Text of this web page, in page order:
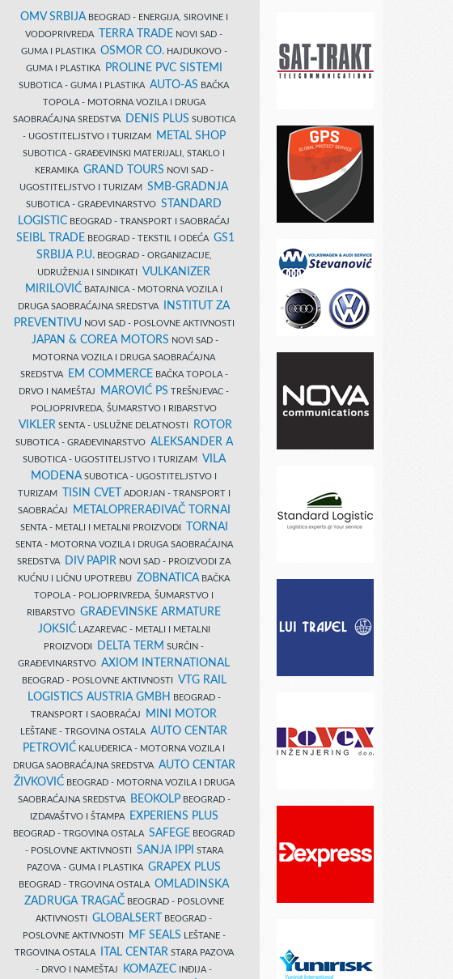
OMV SRBIJABEOGRAD - ENERGIJA, SIROVINE I
VODOPRIVREDA
TERRA TRADE NOVI SAD -
GUMA I PLASTIKA OSMOR CO.HAJDUKOVO -
GUMA I PLASTIKA
PROLINE PVC SISTEMI
SUBOTICA - GUMA I PLASTIKA AUTO-AS BAČKA
TOPOLA - MOTORNA VOZILA I DRUGA
SAOBRAĆAJNA SREDSTVA
DENIS PLUS SUBOTICA
- UGOSTITELJSTVO I TURIZAM
METAL SHOP
SUBOTICA - GRAĐEVINSKI MATERIJALI, STAKLO I
KERAMIKA GRAND TOURS NOVI SAD -
UGOSTITELJSTVO I TURIZAM SMB-GRADNJA
SUBOTICA - GRAĐEVINARSTVO STANDARD
LOGISTIC BEOGRAD - TRANSPORT I SAOBRAĆAJ
SEIBL TRADE BEOGRAD - TEKSTIL I ODEĆA GS1
SRBIJA P.U.BEOGRAD - ORGANIZACIJE,
UDRUŽENJA I SINDIKATI VULKANIZER
MIRILOVIĆ BATAJNICA - MOTORNA VOZILA I
DRUGA SAOBRAĆAJNA SREDSTVA
INSTITUT ZA
PREVENTIVUNOVI SAD - POSLOVNE AKTIVNOSTI
JAPAN & COREA MOTORS NOVI SAD -
MOTORNA VOZILA I DRUGA SAOBRAĆAJNA
SREDSTVA
EM COMMERCE BAČKA TOPOLA -
DRVO I NAMEŠTAJ
MAROVIĆ PS TREŠNJEVAC -
POLJOPRIVREDA, ŠUMARSTVO I RIBARSTVO
VIKLER SENTA - USLUŽNE DELATNOSTI ROTOR
SUBOTICA - GRAĐEVINARSTVO ALEKSANDER A
SUBOTICA - UGOSTITELJSTVO I TURIZAM VILA
MODENA SUBOTICA - UGOSTITELJSTVO I
TURIZAM
TISIN CVET
ADORJAN - TRANSPORT I
SAOBRAĆAJ
METALOPRERAĐIVAČ TORNAI
SENTA - METALI I METALNI PROIZVODI TORNAI
SENTA - MOTORNA VOZILA I DRUGA SAOBRAĆAJNA
SREDSTVA
DIV PAPIR NOVI SAD - PROIZVODI ZA
KUĆNU I LIČNU UPOTREBU ZOBNATICA BAČKA
TOPOLA - POLJOPRIVREDA, ŠUMARSTVO I
RIBARSTVO GRAĐEVINSKE ARMATURE
JOKSIĆLAZAREVAC - METALI I METALNI
PROIZVODI
DELTA TERM SURČIN -
GRAĐEVINARSTVO AXIOM INTERNATIONAL
BEOGRAD - POSLOVNE AKTIVNOSTI VTG RAIL
LOGISTICS AUSTRIA GMBH
BEOGRAD -
TRANSPORT I SAOBRAĆAJ
MINI MOTOR
LEŠTANE - TRGOVINA OSTALA AUTO CENTAR
PETROVIĆ KALUĐERICA - MOTORNA VOZILA I
DRUGA SAOBRAĆAJNA SREDSTVA AUTO CENTAR
ŽIVKOVIĆBEOGRAD - MOTORNA VOZILA I DRUGA
SAOBRAĆAJNA SREDSTVA
BEOKOLPBEOGRAD -
IZDAVAŠTVO I ŠTAMPA
EXPERIENS PLUS
BEOGRAD - TRGOVINA OSTALA SAFEGE BEOGRAD
- POSLOVNE AKTIVNOSTI SANJA IPPI
STARA
PAZOVA - GUMA I PLASTIKA GRAPEX PLUS
BEOGRAD - TRGOVINA OSTALA OMLADINSKA
ZADRUGA TRAGAČBEOGRAD - POSLOVNE
AKTIVNOSTI GLOBALSERT
BEOGRAD -
POSLOVNE AKTIVNOSTI
MF SEALS LEŠTANE -
TRGOVINA OSTALA
ITAL CENTAR STARA PAZOVA
- DRVO I NAMEŠTAJ
KOMAZEC INĐIJA -